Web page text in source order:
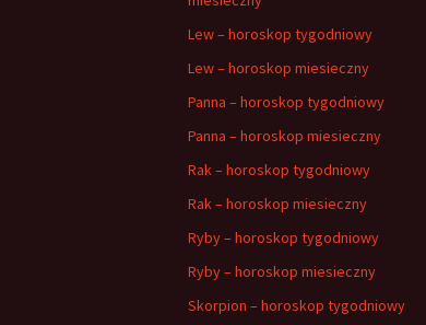
Lew – horoskop tygodniowy
Lew – horoskop miesieczny
Panna – horoskop tygodniowy
Panna – horoskop miesieczny
Rak – horoskop tygodniowy
Rak – horoskop miesieczny
Ryby – horoskop tygodniowy
Ryby – horoskop miesieczny
Skorpion – horoskop tygodniowy